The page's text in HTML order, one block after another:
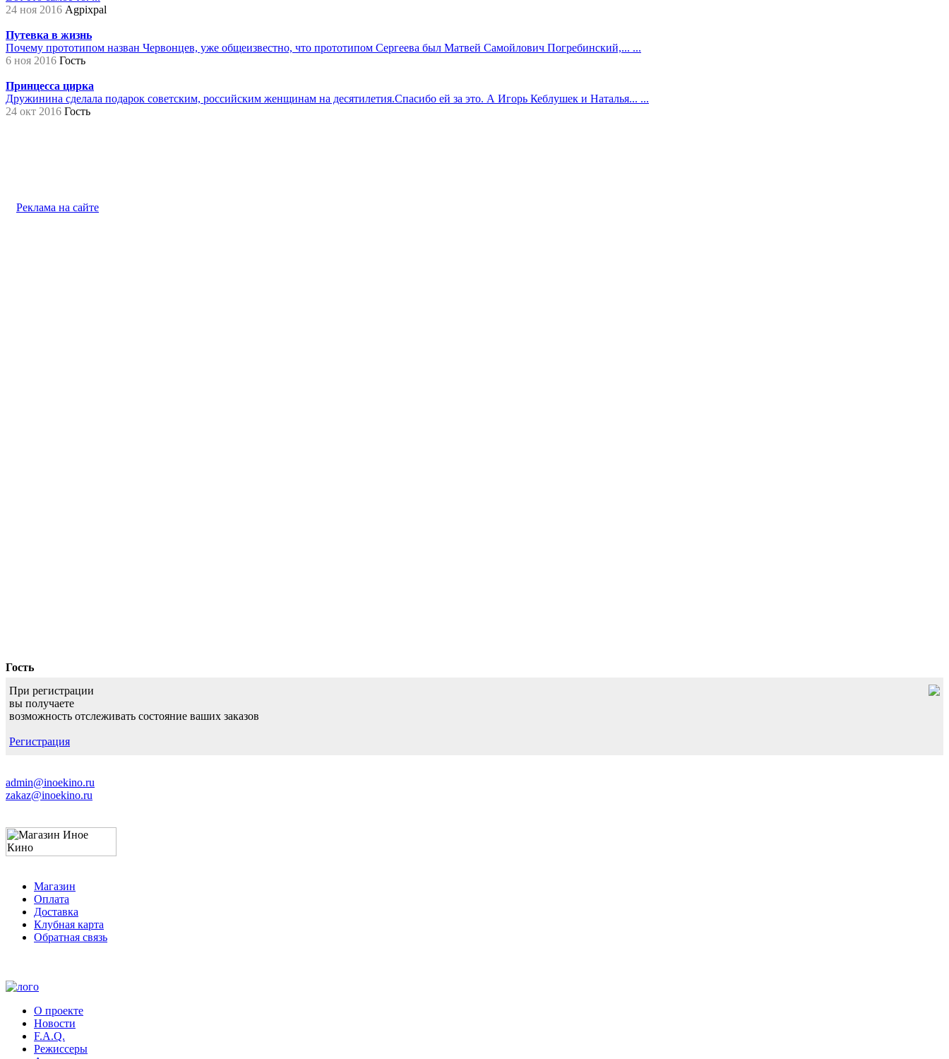
24 ноя 2016 Agpixpal
Путевка в жизнь
Почему прототипом назван Червонцев, уже общеизвестно, что прототипом Сергеева был Матвей Самойлович Погребинский,... ...
6 ноя 2016 Гость
Принцесса цирка
Дружинина сделала подарок советским, российским женщинам на десятилетия.Спасибо ей за это. А Игорь Кеблушек и Наталья... ...
24 окт 2016 Гость
Реклама на сайте
Гость
При регистрации
вы получаете
возможность отслеживать состояние ваших заказов
Регистрация
admin@inoekino.ru
zakaz@inoekino.ru
Магазин
Оплата
Доставка
Клубная карта
Обратная связь
О проекте
Новости
F.A.Q.
Режиссеры